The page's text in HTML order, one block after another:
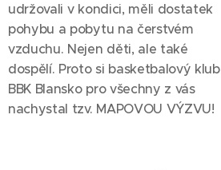
udržovali v kondici, měli dostatek
pohybu a pobytu na čerstvém
vzduchu. Nejen děti, ale také
dospělí. Proto si basketbalový klub
BBK Blansko pro všechny z vás
nachystal tzv. MAPOVOU VÝZVU!